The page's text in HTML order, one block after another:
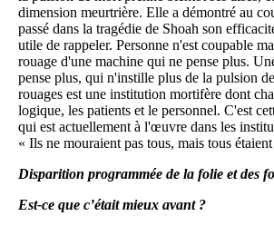
dimension meurtrière. Elle a démontré au
passé dans la tragédie de Shoah son
utile de rappeler. Personne n'est coupable
rouage d'une machine qui ne pense plus.
pense plus, qui n'instille plus de la pulsion
rouages est une institution mortifère dont
logique, les patients et le personnel. C'est
qui est actuellement à l'œuvre dans les
« Ils ne mouraient pas tous, mais tous
Disparition programmée de la folie et des
Est-ce que c’était mieux avant ?